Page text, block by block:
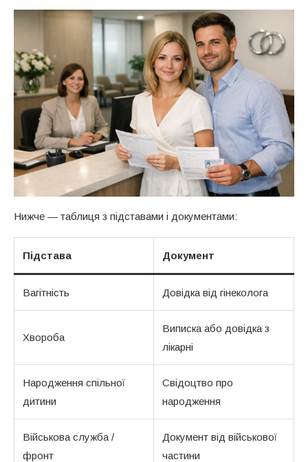
Нижче — таблиця з підставами і документами:
Підстава Документ
Вагітність Довідка від гінеколога
Хвороба
Виписка або довідка з
лікарні
Народження спільної
дитини
Свідоцтво про
народження
Військова служба /
фронт
Документ від військової
частини